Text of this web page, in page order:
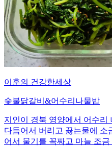
이훈의 건강한세상
숯불닭갈비&어수리나물밥
지인이 경북 영양에서 어수리
다듬어서 버리고 끓는물에 소
어서 물기를 꼭짜고 마늘 조